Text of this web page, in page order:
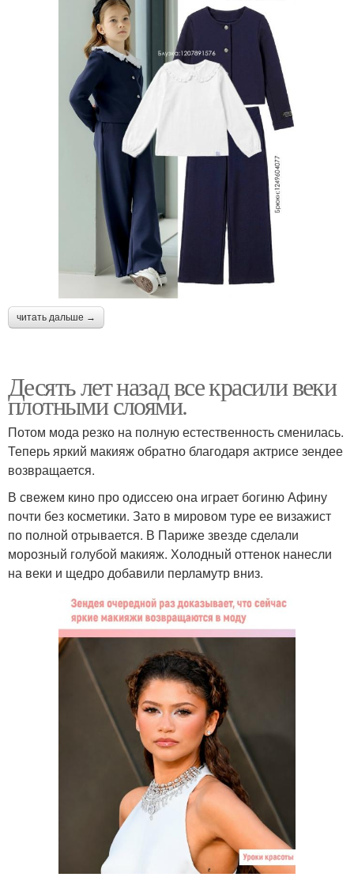
читать дальше →
Десять лет назад все красили веки
плотными слоями.
Потом мода резко на полную естественность сменилась.
Теперь яркий макияж обратно благодаря актрисе зендее
возвращается.
В свежем кино про одиссею она играет богиню Афину
почти без косметики. Зато в мировом туре ее визажист
по полной отрывается. В Париже звезде сделали
морозный голубой макияж. Холодный оттенок нанесли
на веки и щедро добавили перламутр вниз.